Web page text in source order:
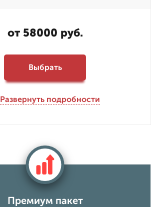
от 58000 руб.
Выбрать
Развернуть подробности
Премиум пакет